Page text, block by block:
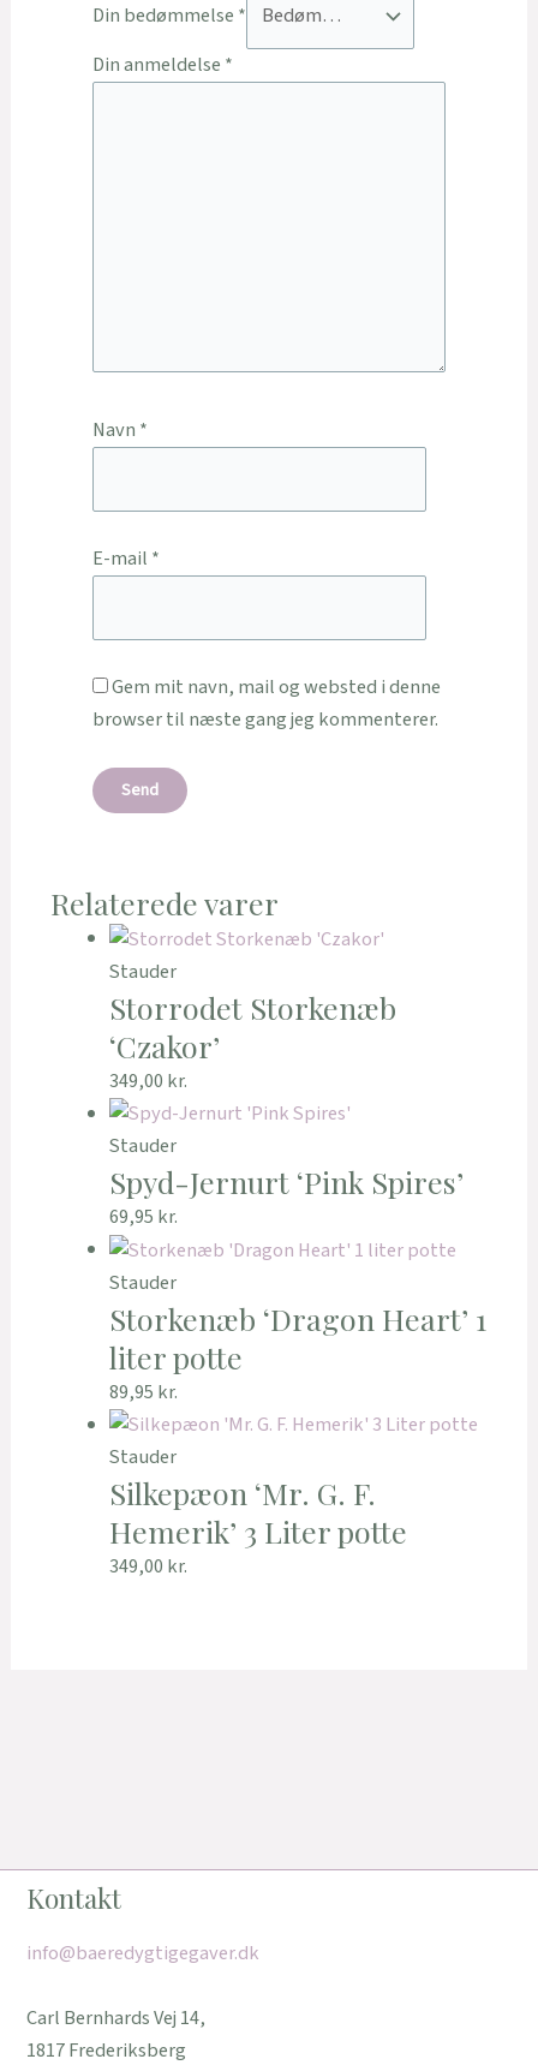
Din bedømmelse *
Din anmeldelse *
Navn *
E-mail *
Gem mit navn, mail og websted i denne
browser til næste gang jeg kommenterer.
Relaterede varer
Stauder
Storrodet Storkenæb
‘Czakor’
349,00 kr.
Stauder
Spyd-Jernurt ‘Pink Spires’
69,95 kr.
Stauder
Storkenæb ‘Dragon Heart’ 1
liter potte
89,95 kr.
Stauder
Silkepæon ‘Mr. G. F.
Hemerik’ 3 Liter potte
349,00 kr.
Kontakt
info@baeredygtigegaver.dk
Carl Bernhards Vej 14,
1817 Frederiksberg